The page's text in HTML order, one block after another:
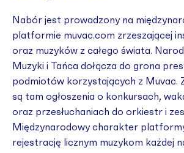
Nabór jest prowadzony na
platformie muvac.com zrzeszającej
oraz muzyków z całego świata.
Muzyki i Tańca dołącza do grona
podmiotów korzystających z Muvac.
są tam ogłoszenia o konkursach,
oraz przesłuchaniach do orkiestr i
Międzynarodowy charakter
rejestrację licznym muzykom każdej